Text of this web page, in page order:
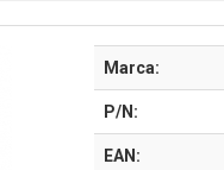
Marca:
P/N:
EAN: